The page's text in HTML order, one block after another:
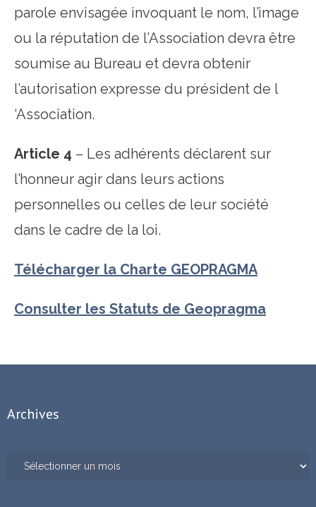
parole envisagée invoquant le nom, l’image
ou la réputation de l’Association devra être
soumise au Bureau et devra obtenir
l’autorisation expresse du président de l
‘Association.
Article 4 – Les adhérents déclarent sur
l’honneur agir dans leurs actions
personnelles ou celles de leur société
dans le cadre de la loi.
Télécharger la Charte GEOPRAGMA
Consulter les Statuts de Geopragma
Archives